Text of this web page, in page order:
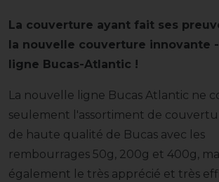
La couverture ayant fait ses
la nouvelle couverture innovante
ligne Bucas-Atlantic !
La nouvelle ligne Bucas Atlantic ne
seulement l'assortiment de
de haute qualité de Bucas avec les
rembourrages 50g, 200g et 400g,
également le très apprécié et très